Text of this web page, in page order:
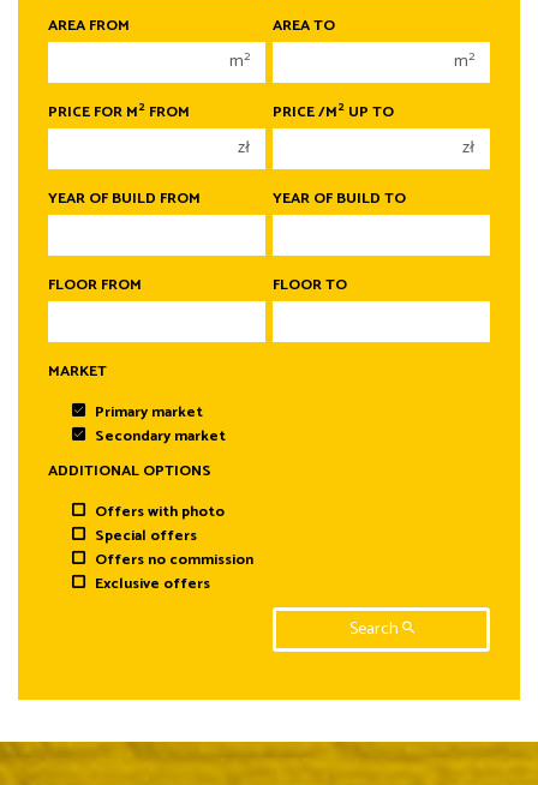
2 rooms
3 rooms
4 rooms
6 rooms
2 rooms
3 rooms
4 rooms
6 rooms
AREA FROM
m2
AREA TO
m2
PRICE FOR M2 FROM
zł
PRICE /M2 UP TO
zł
YEAR OF BUILD FROM YEAR OF BUILD TO
FLOOR FROM FLOOR TO
MARKET
Primary market
Secondary market
ADDITIONAL OPTIONS
Offers with photo
Special offers
Offers no commission
Exclusive offers
Search